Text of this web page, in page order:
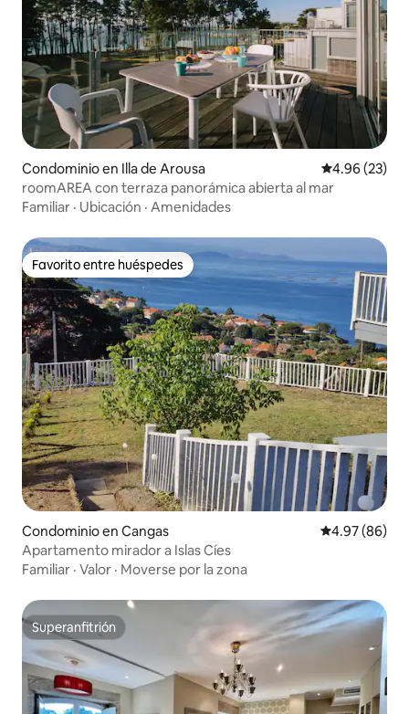
Condominio en Illa de Arousa Calificación
4.96 (23)
roomAREA con terraza panorámica abierta al mar
Familiar · Ubicación · Amenidades
Favorito entre huéspedes
Favorito entre huéspedes
Condominio en Cangas Calificación
4.97 (86)
Apartamento mirador a Islas Cíes
Familiar · Valor · Moverse por la zona
Superanfitrión
Superanfitrión